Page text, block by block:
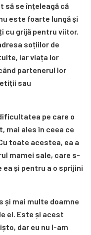
să se înțeleagă că
este foarte lungă și
cu grijă pentru viitor.
soțiilor de
iar viața lor
partenerul lor
sau
pe care o
mai ales în ceea ce
toate acestea, ea a
mamei sale, care s-
și pentru a o sprijini
și mai multe doamne
el. Este și acest
dar eu nu l-am